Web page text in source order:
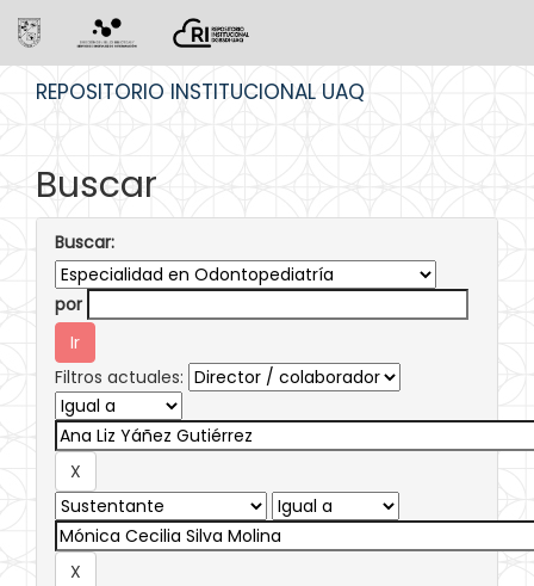
REPOSITORIO INSTITUCIONAL UAQ
Buscar
Buscar:
por
Filtros actuales: